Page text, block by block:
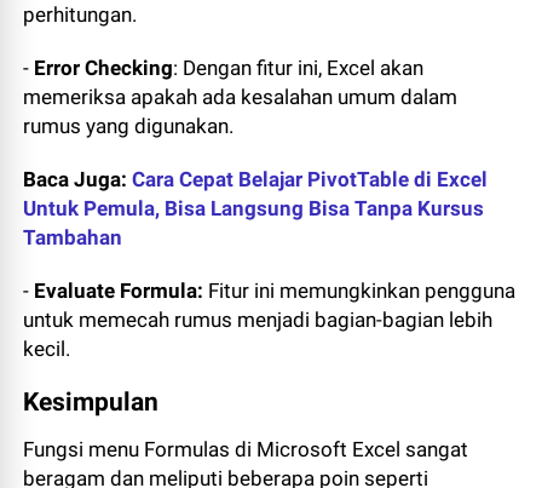
perhitungan.
- Error Checking: Dengan fitur ini, Excel akan
memeriksa apakah ada kesalahan umum dalam
rumus yang digunakan.
Baca Juga:Cara Cepat Belajar PivotTable di Excel
Untuk Pemula, Bisa Langsung Bisa Tanpa Kursus
Tambahan
- Evaluate Formula: Fitur ini memungkinkan pengguna
untuk memecah rumus menjadi bagian-bagian lebih
kecil.
Kesimpulan
Fungsi menu Formulas di Microsoft Excel sangat
beragam dan meliputi beberapa poin seperti